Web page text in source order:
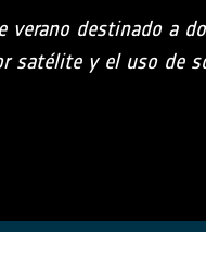
verano destinado a
satélite y el uso de